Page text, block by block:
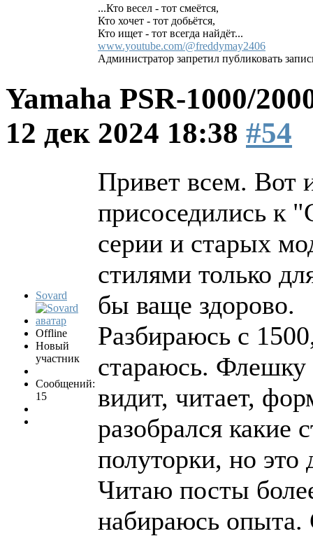
...Кто весел - тот смеётся,
Кто хочет - тот добьётся,
Кто ищет - тот всегда найдёт...
www.youtube.com/@freddymay2406
Администратор запретил публиковать
Yamaha PSR-1000/
12 дек 2024 18:38 #54
Sovard
Offline
Новый
участник
Сообщений:
15
Привет всем. Вот
присоседились к
серии и старых
стилями только
бы ваще здорово.
Разбираюсь с
стараюсь. Флешку
видит, читает,
разобрался какие
полуторки, но это
Читаю посты
набираюсь опыта.